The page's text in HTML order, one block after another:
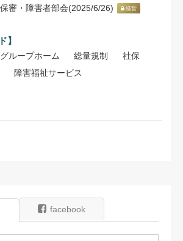
審・障害者部会(2025/6/26)
経営
】
グループホーム 総量規制
社保
障害福祉サービス
facebook